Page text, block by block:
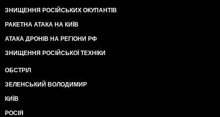
ЗНИЩЕННЯ РОСІЙСЬКИХ ОКУПАНТІВ
РАКЕТНА АТАКА НА КИЇВ
АТАКА ДРОНІВ НА РЕГІОНИ РФ
ЗНИЩЕННЯ РОСІЙСЬКОЇ ТЕХНІКИ
ОБСТРІЛ
ЗЕЛЕНСЬКИЙ ВОЛОДИМИР
КИЇВ
РОСІЯ